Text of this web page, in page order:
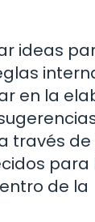
ideas
en la
través de
para
de la